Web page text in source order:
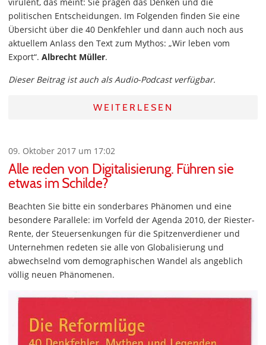
politischen Entscheidungen. Im Folgenden finden Sie eine
Übersicht über die 40 Denkfehler und dann auch noch aus
aktuellem Anlass den Text zum Mythos: „Wir leben vom
Export“. Albrecht Müller.
Dieser Beitrag ist auch als Audio-Podcast verfügbar.
WEITERLESEN
09. Oktober 2017 um 17:02
Alle reden von Digitalisierung. Führen sie
etwas im Schilde?
Beachten Sie bitte ein sonderbares Phänomen und eine
besondere Parallele: im Vorfeld der Agenda 2010, der Riester-
Rente, der Steuersenkungen für die Spitzenverdiener und
Unternehmen redeten sie alle von Globalisierung und
abwechselnd vom demographischen Wandel als angeblich
völlig neuen Phänomenen.